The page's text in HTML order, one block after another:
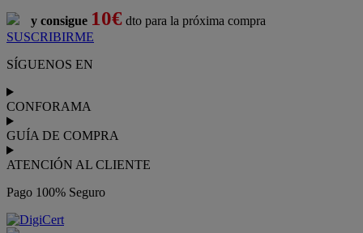
y consigue 10€ dto para la próxima compra
SUSCRIBIRME
SÍGUENOS EN
CONFORAMA
GUÍA DE COMPRA
ATENCIÓN AL CLIENTE
Pago 100% Seguro